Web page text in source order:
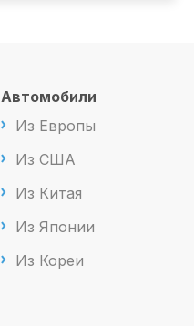
Автомобили
Из Европы
Из США
Из Китая
Из Японии
Из Кореи